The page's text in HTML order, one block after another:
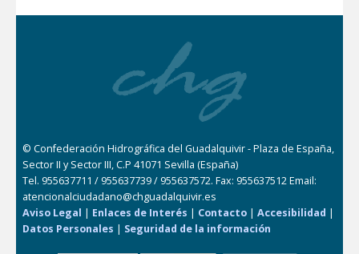
© Confederación Hidrográfica del Guadalquivir - Plaza de España,
Sector II y Sector III, C.P 41071 Sevilla (España)
Tel. 955637711 / 955637739 / 955637572. Fax: 955637512 Email:
atencionalciudadano@chguadalquivir.es
Aviso Legal | Enlaces de Interés | Contacto |Accesibilidad |
Datos Personales | Seguridad de la información